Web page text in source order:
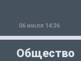
06 июля 14:36
Общество